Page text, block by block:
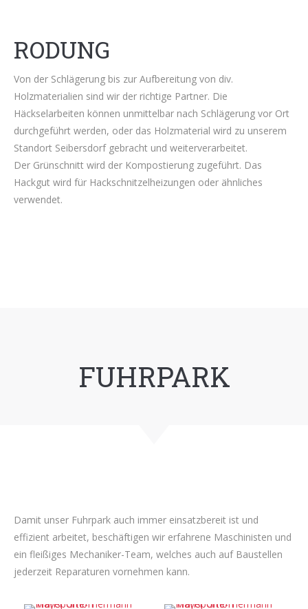
RODUNG
Von der Schlägerung bis zur Aufbereitung von div.
Holzmaterialien sind wir der richtige Partner. Die
Häckselarbeiten können unmittelbar nach Schlägerung vor Ort
durchgeführt werden, oder das Holzmaterial wird zu unserem
Standort Seibersdorf gebracht und weiterverarbeitet.
Der Grünschnitt wird der Kompostierung zugeführt. Das
Hackgut wird für Hackschnitzelheizungen oder ähnliches
verwendet.
FUHRPARK
Damit unser Fuhrpark auch immer einsatzbereit ist und
effizient arbeitet, beschäftigen wir erfahrene Maschinisten und
ein fleißiges Mechaniker-Team, welches auch auf Baustellen
jederzeit Reparaturen vornehmen kann.